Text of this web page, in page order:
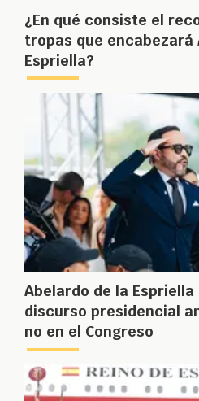
¿En qué consiste el
tropas que encabezará
Espriella?
Abelardo de la
discurso presidencial
no en el Congreso